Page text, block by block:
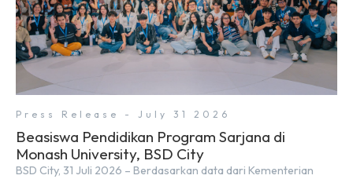
Press Release - July 31 2026
Beasiswa Pendidikan Program Sarjana di
Monash University, BSD City
BSD City, 31 Juli 2026 – Berdasarkan data dari Kementerian